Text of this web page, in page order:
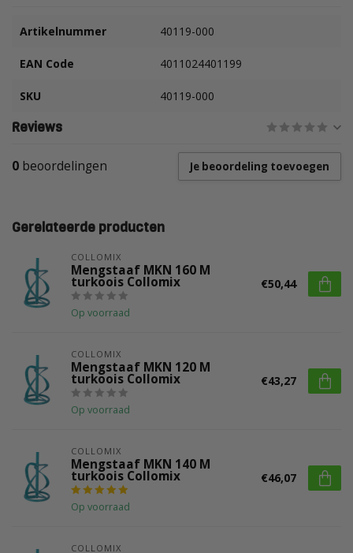
Artikelnummer 40119-000
EAN Code 4011024401199
SKU 40119-000
Reviews
0 beoordelingen Je beoordeling toevoegen
Gerelateerde producten
COLLOMIX
Mengstaaf MKN 160 M
turkoois Collomix
Op voorraad
€50,44
COLLOMIX
Mengstaaf MKN 120 M
turkoois Collomix
Op voorraad
€43,27
COLLOMIX
Mengstaaf MKN 140 M
turkoois Collomix
Op voorraad
€46,07
COLLOMIX